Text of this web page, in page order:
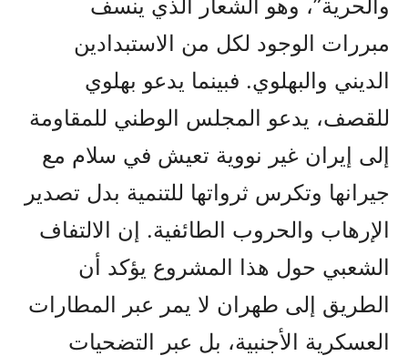
والحرية”، وهو الشعار الذي ينسف
مبررات الوجود لكل من الاستبدادين
الديني والبهلوي. فبينما يدعو بهلوي
للقصف، يدعو المجلس الوطني للمقاومة
إلى إيران غير نووية تعيش في سلام مع
جيرانها وتكرس ثرواتها للتنمية بدل تصدير
الإرهاب والحروب الطائفية. إن الالتفاف
الشعبي حول هذا المشروع يؤكد أن
الطريق إلى طهران لا يمر عبر المطارات
العسكرية الأجنبية، بل عبر التضحيات